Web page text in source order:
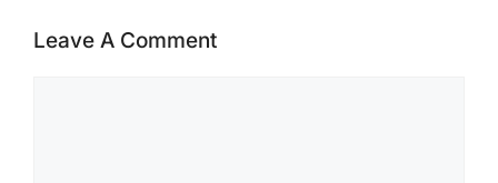
Leave A Comment